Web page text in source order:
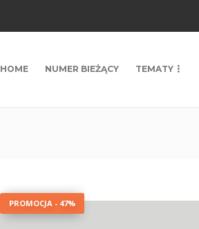
HOME NUMER BIEŻĄCY TEMATY
PROMOCJA - 47%